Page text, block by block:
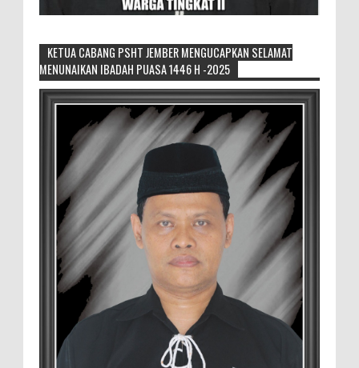
Generasi Kedua Pertahankan Grup
Keroncong Agar Tetap Eksis
Grup Keroncong Setia Kawan dari Jember,
ikut memeriahkan panggung JFC
Exhibition di Alun-Alun Jember beberapa waktu lalu.
MEMOPOS.co.id, Jem...
Duta GenRe Blora 2026 Siap Untuk
Menjadi Agen Perubahan
BLORA — Rizky Akbar Putra Basyari dari
PIK-R Gemilang SMA Negeri 1 Blora dan
Salsabila Hidayatul Kamilah dari PIK-R Tunas Cahaya
Kecamatan B...
Menko Zulhas Wajibkan Program Makan
Bergizi Gratis Menyerap Bahan Pangan
KETUA CABANG PSHT JEMBER MENGUCAPKAN SELAMAT
MENUNAIKAN IBADAH PUASA 1446 H -2025